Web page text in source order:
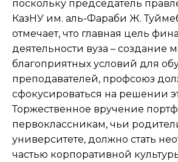
поскольку председатель
КазНУ им. аль-Фараби Ж.
отмечает, что главная цель
деятельности вуза – создание
благоприятных условий для
преподавателей, профсоюз
сфокусироваться на решении
Торжественное вручение
первоклассникам, чьи
университете, должно стать
частью корпоративной